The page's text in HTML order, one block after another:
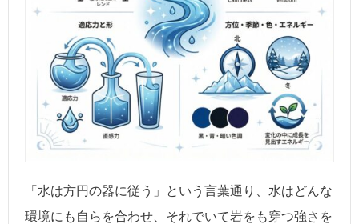
「水は方円の器に従う」という言葉通り、水はどんな
環境にも自らを合わせ、それでいて岩をも穿つ強さを